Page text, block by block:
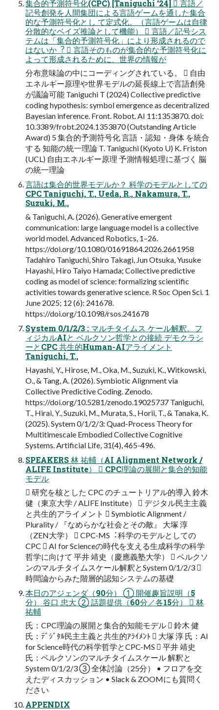
集合的予測符号化(CPC) [Taniguchi ‘24]  言語／
記号創発を人間集団による言語ゲームを通した集合
的な予測符号化とし て定式化。（言語ゲームは自律
分散的なベイズ推論として機能）  言語／記号シス
テムは「集合的予測符号化」により形成されるので
はないか︖  言語そのものが集合的な予測符号化に
よって形成されるために、世界の情報が
分布意味論の中にコーディングされている。  自由
エネルギー原理や世界モデルの延長線上で言語創発
が議論可能 Taniguchi T (2024) Collective predictive
coding hypothesis: symbol emergence as decentralized
Bayesian inference. Front. Robot. AI 11:1353870. doi:
10.3389/frobt.2024.1353870 (Outstanding Article
Award) 5 集合的予測符号化 言語・認知・身体 を統合
する 知能の統一理論 T. Taniguchi (Kyoto U) K. Friston
(UCL) 自由エネルギー原理 予測情報処理に基づく 脳
の統一理論
言語は集合的世界モデルか？ 科学のモデルとしての
CPC Taniguchi, T., Ueda, R., Nakamura, T.,
Suzuki, M.,
& Taniguchi, A. (2026). Generative emergent
communication: large language model is a collective
world model. Advanced Robotics, 1–26.
https://doi.org/10.1080/01691864.2026.2661958
Tadahiro Taniguchi, Shiro Takagi, Jun Otsuka, Yusuke
Hayashi, Hiro Taiyo Hamada; Collective predictive
coding as model of science: formalizing scientific
activities towards generative science. R Soc Open Sci. 1
June 2025; 12 (6): 241678.
https://doi.org/10.1098/rsos.241678
System 0/1/2/3 : マルチタイムス ケール解釈。フ
ィジカルAIと ベルクソン哲学との接続 デモクラシ
ーとCPC 共生的Human-AIアライメント
Taniguchi, T.,
Hayashi, Y., Hirose, M., Oka, M., Suzuki, K., Witkowski,
O., & Tang, A. (2026). Symbiotic Alignment via
Collective Predictive Coding. Zenodo.
https://doi.org/10.5281/zenodo.19025737 Taniguchi,
T., Hirai, Y., Suzuki, M., Murata, S., Horii, T., & Tanaka, K.
(2025). System 0/1/2/3: Quad-Process Theory for
Multitimescale Embodied Collective Cognitive
Systems. Artificial Life, 31(4), 465-496.
SPEAKERS 林 祐輔（AI Alignment Network /
ALIFE Institute）  CPC理論の展開と集合的知能
モデル
 研究を核とした CPC のチュートリアル的導入 鈴木
健（東京大学 / ALIFE Institute）  デジタル民主主義
と共生的アライメント  Symbiotic Alignment /
Plurality / 『なめらかな社会とその敵』 大塚 淳
（ZEN大学）  CPC-MS︓科学のモデルとしての
CPC  AI for Scienceの時代を支える生成科学の科学
哲学に向けて 平井 靖史（慶應義塾大学）  ベルクソ
ンのマルチタイムスケール解釈とSystem 0/1/2/3 
時間論からみた階層的認知システムの基礎
本日のアジェンダ（90分） ① 開催趣旨説明（5
分） 谷口 忠大 ② 話題提供（60分／各15分）  林
祐輔
氏：CPC理論の展開と集合的知能モデル  鈴木 健
氏：ﾃﾞｼﾞﾀﾙ民主主義と共生的ｱﾗｲﾒﾝﾄ  大塚 淳 氏：AI
for Science時代の科学哲学とCPC-MS  平井 靖史
氏：ベルクソンのマルチタイムスケール 解釈と
System 0/1/2/3 ③ 全体討論（25分） • フロアを交
えたディスカッション • Slack & ZOOMにも質問く
ださい
APPENDIX